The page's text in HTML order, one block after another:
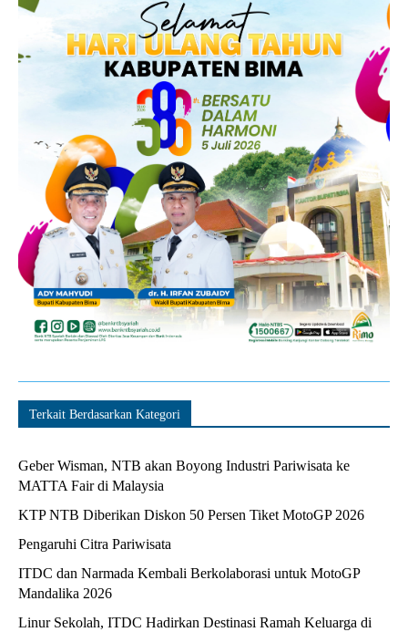
Terkait Berdasarkan Kategori
Geber Wisman, NTB akan Boyong Industri Pariwisata ke
MATTA Fair di Malaysia
KTP NTB Diberikan Diskon 50 Persen Tiket MotoGP 2026
Pengaruhi Citra Pariwisata
ITDC dan Narmada Kembali Berkolaborasi untuk MotoGP
Mandalika 2026
Linur Sekolah, ITDC Hadirkan Destinasi Ramah Keluarga di